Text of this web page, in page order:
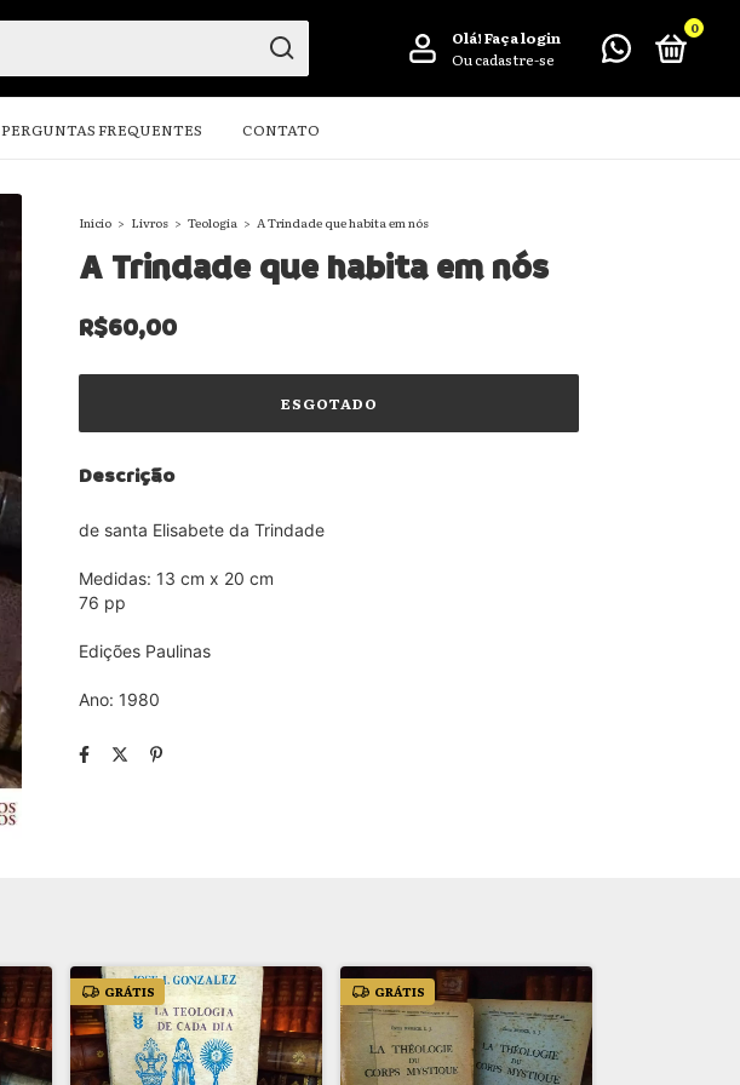
Olá!Faça login
Ou cadastre-se
0
PERGUNTAS FREQUENTES CONTATO
Início > Livros > Teologia > A Trindade que habita em nós
A Trindade que habita em nós
R$60,00
Descrição
de santa Elisabete da Trindade
Medidas: 13 cm x 20 cm
76 pp
Edições Paulinas
Ano: 1980
GRÁTIS GRÁTIS